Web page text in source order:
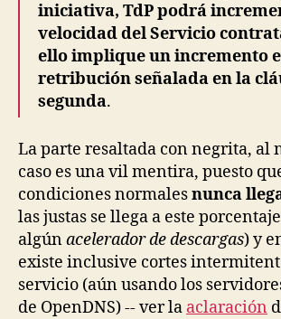
iniciativa, TdP podrá
velocidad del Servicio
ello implique un incremento
retribución señalada en la
segunda.
La parte resaltada con negrita, al
caso es una vil mentira, puesto
condiciones normalesnunca
las justas se llega a este
algúnacelerador de descargas) y
existe inclusive cortes
servicio (aún usando los
de OpenDNS) -- ver la aclaración